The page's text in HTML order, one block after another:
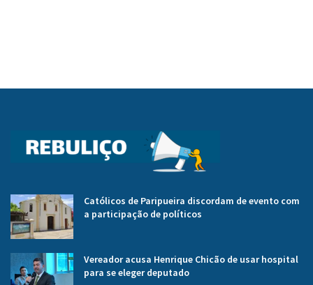
Católicos de Paripueira discordam de evento com
a participação de políticos
Vereador acusa Henrique Chicão de usar hospital
para se eleger deputado